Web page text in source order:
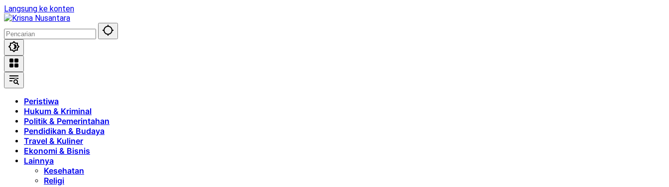
Langsung ke konten
Peristiwa
Hukum & Kriminal
Politik & Pemerintahan
Pendidikan & Budaya
Travel & Kuliner
Ekonomi & Bisnis
Lainnya
Kesehatan
Religi